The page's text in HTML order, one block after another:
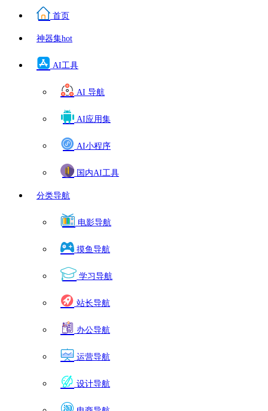
首页
神器集hot
AI工具
AI 导航
AI应用集
AI小程序
国内AI工具
分类导航
电影导航
摸鱼导航
学习导航
站长导航
办公导航
运营导航
设计导航